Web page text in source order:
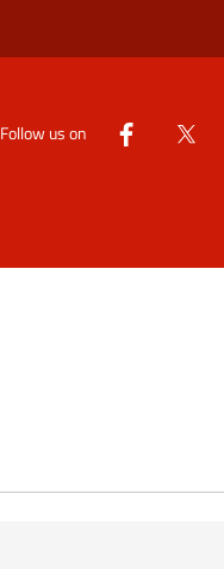
Follow us on